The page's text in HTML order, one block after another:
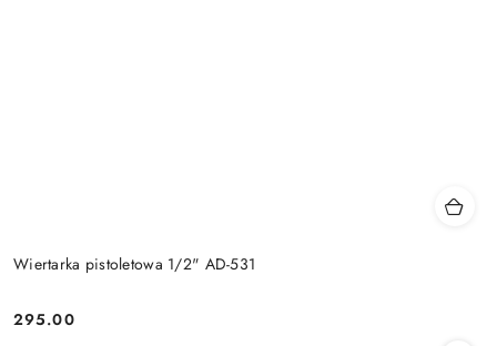
Wiertarka pistoletowa 1/2" AD-531
Cena:
295.00